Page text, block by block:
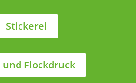
Stickerei
und Flockdruck